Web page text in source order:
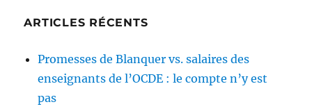
ARTICLES RÉCENTS
Promesses de Blanquer vs. salaires des
enseignants de l’OCDE : le compte n’y est
pas